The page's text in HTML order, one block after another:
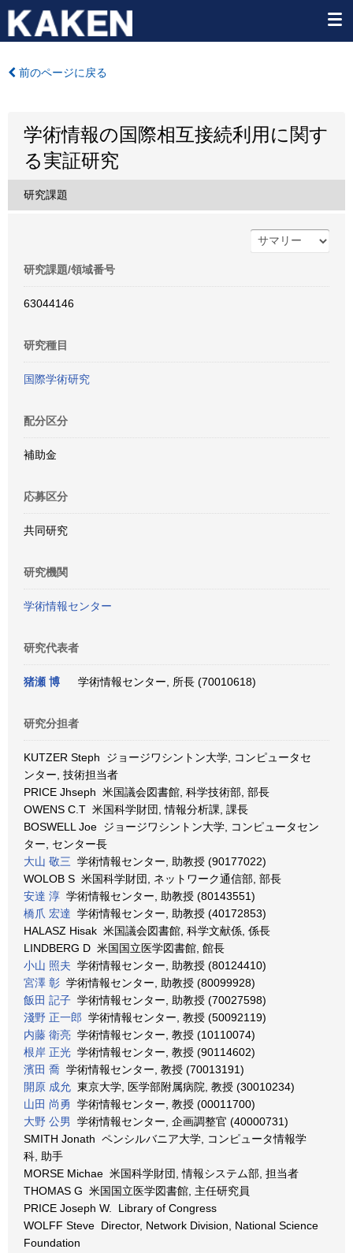
前のページに戻る
学術情報の国際相互接続利用に関す
る実証研究
研究課題
研究課題/領域番号
63044146
研究種目
国際学術研究
配分区分
補助金
応募区分
共同研究
研究機関
学術情報センター
研究代表者
猪瀬 博 学術情報センター, 所長 (70010618)
研究分担者
KUTZER Steph ジョージワシントン大学, コンピュータセ
ンター, 技術担当者
PRICE Jhseph 米国議会図書館, 科学技術部, 部長
OWENS C.T 米国科学財団, 情報分析課, 課長
BOSWELL Joe ジョージワシントン大学, コンピュータセン
ター, センター長
大山 敬三 学術情報センター, 助教授 (90177022)
WOLOB S 米国科学財団, ネットワーク通信部, 部長
安達 淳 学術情報センター, 助教授 (80143551)
橋爪 宏達 学術情報センター, 助教授 (40172853)
HALASZ Hisak 米国議会図書館, 科学文献係, 係長
LINDBERG D 米国国立医学図書館, 館長
小山 照夫 学術情報センター, 助教授 (80124410)
宮澤 彰 学術情報センター, 助教授 (80099928)
飯田 記子 学術情報センター, 助教授 (70027598)
淺野 正一郎 学術情報センター, 教授 (50092119)
内藤 衛亮 学術情報センター, 教授 (10110074)
根岸 正光 学術情報センター, 教授 (90114602)
濱田 喬 学術情報センター, 教授 (70013191)
開原 成允 東京大学, 医学部附属病院, 教授 (30010234)
山田 尚勇 学術情報センター, 教授 (00011700)
大野 公男
学術情報センター, 企画調整官 (40000731)
SMITH Jonath ペンシルバニア大学, コンピュータ情報学
科, 助手
MORSE Michae 米国科学財団, 情報システム部, 担当者
THOMAS G 米国国立医学図書館, 主任研究員
PRICE Joseph W. Library of Congress
WOLFF Steve Director, Network Division, National Science
Foundation